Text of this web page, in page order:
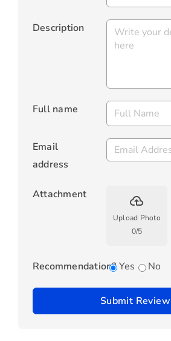
Description
Full name
Email
address
Attachment backup
Upload Photo
0/5
Recommendation? Yes No
Submit Review